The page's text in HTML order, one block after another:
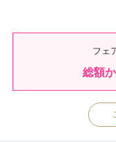
フェ
総額